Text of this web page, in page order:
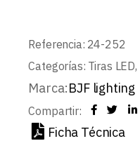
Referencia: 24-252
Categorías: Tiras LED,
Marca:BJF lighting
Compartir:
Ficha Técnica